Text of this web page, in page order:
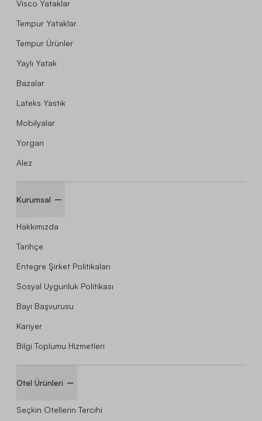
Visco Yataklar
Tempur Yataklar
Tempur Ürünler
Yaylı Yatak
Bazalar
Lateks Yastık
Mobilyalar
Yorgan
Alez
Kurumsal
Hakkımızda
Tarihçe
Entegre Şirket Politikaları
Sosyal Uygunluk Politikası
Bayi Başvurusu
Kariyer
Bilgi Toplumu Hizmetleri
Otel Ürünleri
Seçkin Otellerin Tercihi